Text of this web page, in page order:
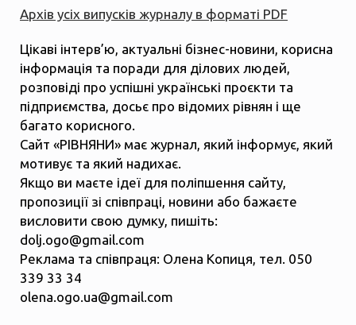
Архів усіх випусків журналу в форматі PDF
Цікаві інтерв’ю, актуальні бізнес-новини, корисна
інформація та поради для ділових людей,
розповіді про успішні українські проєкти та
підприємства, досьє про відомих рівнян і ще
багато корисного.
Сайт «РІВНЯНИ» має журнал, який інформує, який
мотивує та який надихає.
Якщо ви маєте ідеї для поліпшення сайту,
пропозиції зі співпраці, новини або бажаєте
висловити свою думку, пишіть:
dolj.ogo@gmail.com
Реклама та співпраця: Олена Копиця, тел. 050
339 33 34
olena.ogo.ua@gmail.com